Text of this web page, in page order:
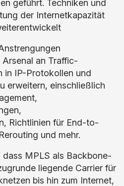
geführt. Techniken und
der Internetkapazität
an Traffic-
in IP-Protokollen und
erweitern, einschließlich
Richtlinien für End-to-
und mehr.
MPLS als Backbone-
liegende Carrier für
bis hin zum Internet,